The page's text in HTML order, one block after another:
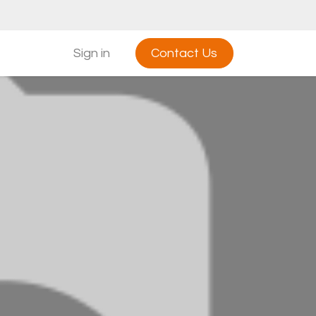
Sign in Contact Us